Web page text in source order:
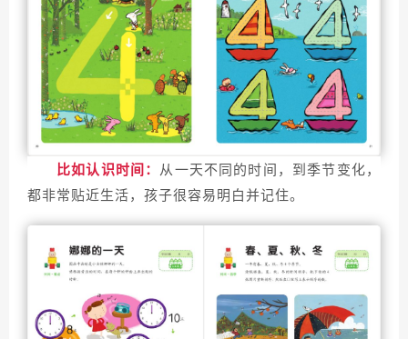
比如认识时间： 从一天不同的时间，到季节变化，
都非常贴近生活，孩子很容易明白并记住。